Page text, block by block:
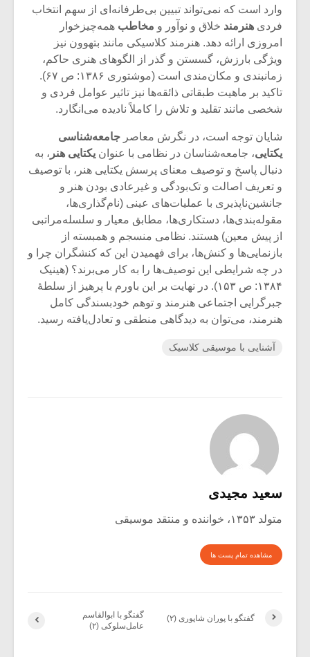
وارد است که نمی‌تواند تبیین بی‌طرفانه‌ای از سهم انتخاب
فردی هنرمند خلاق و نوآور و مخاطب همه‌چیزخوار
امروزی ارائه دهد. هنرمند کلاسیکی مانند بتهوون نیز
ویژگی‌ بارزش، گسستن و گذر از الگوهای هنری حاکم،
زمان‎بندی و مکان‌مندی است (موشتوری ۱۳۸۶: ص ۶۷).
تاکید بر ماهیت طبقاتی ذائقه‌ها نیز تاثیر عوامل فردی و
شخصی مانند تقلید و تلاش را کاملاً نادیده می‌انگارد.
شایان توجه است، در نگرش معاصر
‌جامعه‌‎شناسی
یکتایی، جامعه‌شناسان در نظامی با عنوان یکتایی هنر ، به
دنبال پاسخ و توصیف معنای پرسش یکتایی هنر، با توصیف
و تعریف اصالت و تک‌بودگی و غیرعادی بودن هنر و
جانشین‌ناپذیری با عملیات‌های عینی (نام‌گذاری‌ها،
مقوله‌بندی‌ها، دستکاری‌ها، مطابق معیار و سلسله‌مراتبی
از پیش معین) هستند. نظامی منسجم و همبسته از
بازنمایی‌ها و کنش‌ها، برای فهمیدن این که کنشگران چرا و
در چه شرایطی این توصیف‌ها را به کار می‌برند؟ (هینیک
۱۳۸۴: ص ۱۵۳). در نهایت بر این باورم با پرهیز از سلطۀ
جبرگرایی اجتماعی هنرمند و توهم خودبسندگی کامل
هنرمند، می‌توان به دیدگاهی منطقی و تعادل‌یافته رسید.
آشنایی با موسیقی کلاسیک
سعید مجیدی
متولد ۱۳۵۳، خواننده و منتقد موسیقی
مشاهده تمام پست ها
گفتگو با ابوالقاسم
عامل‌سلوکی (۲)
گفتگو با پوران شاپوری (۲)